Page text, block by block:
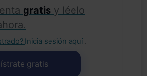
gratis y léelo
Inicia sesión aquí .
gratis